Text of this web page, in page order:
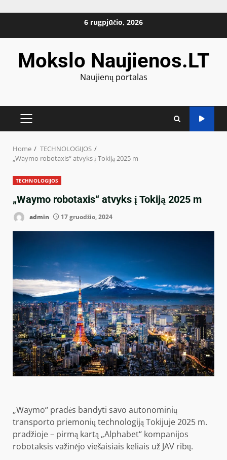
6 rugpjūčio, 2026
Mokslo Naujienos.LT
Naujienų portalas
PRIMARY
Home
TECHNOLOGIJOS
„Waymo robotaxis“ atvyks į Tokiją 2025 m
TECHNOLOGIJOS
„Waymo robotaxis“ atvyks į Tokiją 2025 m
admin 17 gruodžio, 2024
„Waymo“ pradės bandyti savo autonominių
transporto priemonių technologiją Tokijuje 2025 m.
pradžioje – pirmą kartą „Alphabet“ kompanijos
robotaksis važinėjo viešaisiais keliais už JAV ribų.